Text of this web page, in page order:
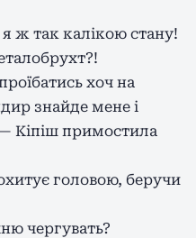
ж так калікою стану!
хоч на
знайде мене і
— Кіпіш примостила
головою, беручи
чергувать?